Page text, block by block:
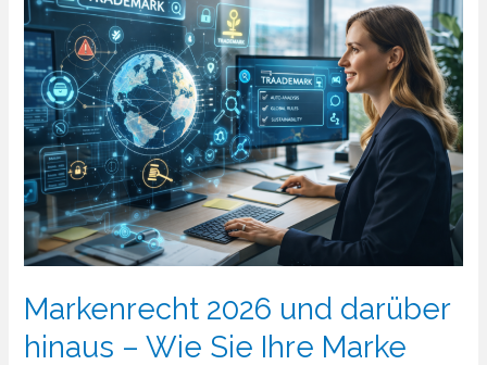
Markenrecht 2026 und darüber
hinaus – Wie Sie Ihre Marke